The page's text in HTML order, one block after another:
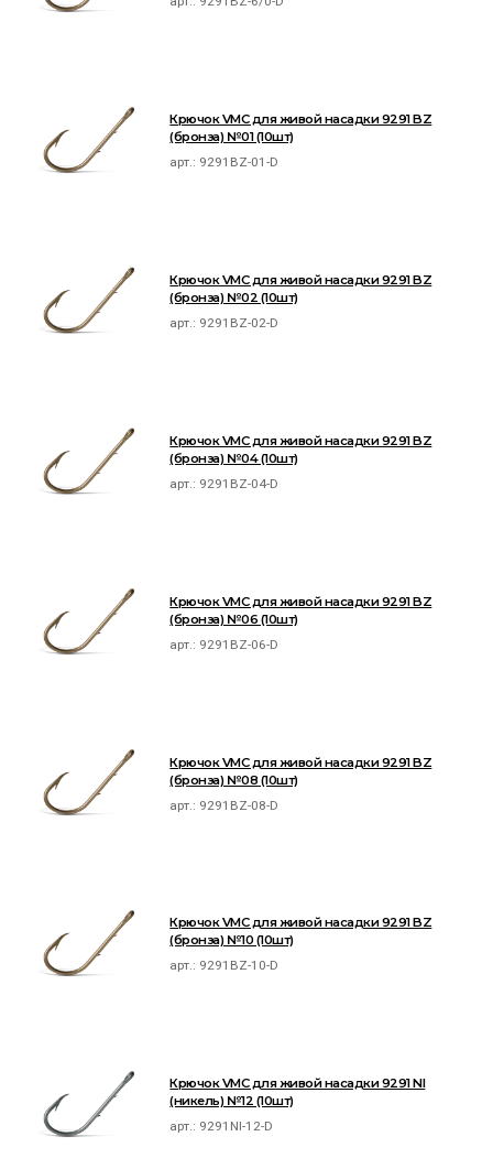
Крючок VMC для живой насадки 9291 BZ
(бронза) №01 (10шт)
арт.: 9291BZ-01-D
Крючок VMC для живой насадки 9291 BZ
(бронза) №02 (10шт)
арт.: 9291BZ-02-D
Крючок VMC для живой насадки 9291 BZ
(бронза) №04 (10шт)
арт.: 9291BZ-04-D
Крючок VMC для живой насадки 9291 BZ
(бронза) №06 (10шт)
арт.: 9291BZ-06-D
Крючок VMC для живой насадки 9291 BZ
(бронза) №08 (10шт)
арт.: 9291BZ-08-D
Крючок VMC для живой насадки 9291 BZ
(бронза) №10 (10шт)
арт.: 9291BZ-10-D
Крючок VMC для живой насадки 9291 NI
(никель) №12 (10шт)
арт.: 9291NI-12-D